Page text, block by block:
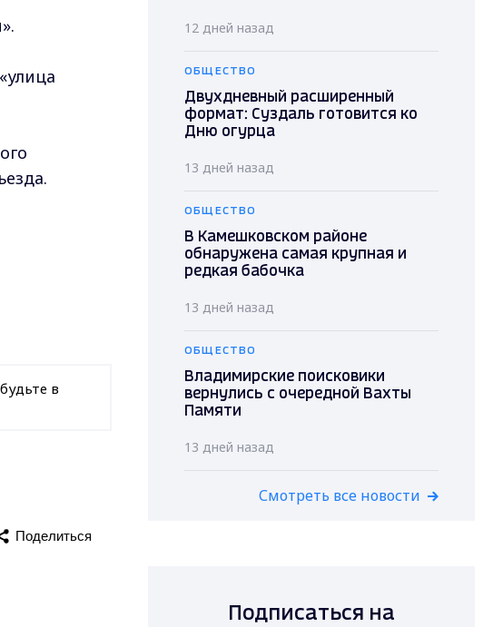
в
Поделиться
12 дней назад
ОБЩЕСТВО
Двухдневный расширенный
формат: Суздаль готовится ко
Дню огурца
13 дней назад
ОБЩЕСТВО
В Камешковском районе
обнаружена самая крупная и
редкая бабочка
13 дней назад
ОБЩЕСТВО
Владимирские поисковики
вернулись с очередной Вахты
Памяти
13 дней назад
Смотреть все новости
Подписаться на